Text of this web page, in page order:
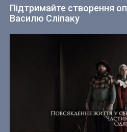
Підтримайте створення
Василю Сліпаку